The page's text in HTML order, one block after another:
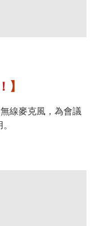
】
線麥克風，為會議